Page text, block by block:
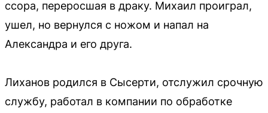
ссора, переросшая в драку. Михаил проиграл,
ушел, но вернулся с ножом и напал на
Александра и его друга.
Лиханов родился в Сысерти, отслужил срочную
службу, работал в компании по обработке